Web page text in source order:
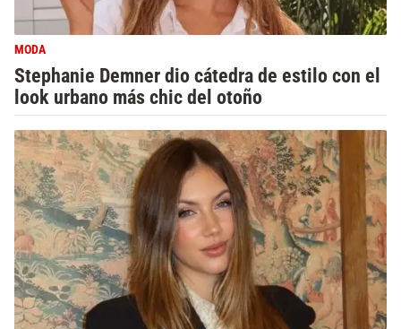
MODA
Stephanie Demner dio cátedra de estilo con el
look urbano más chic del otoño